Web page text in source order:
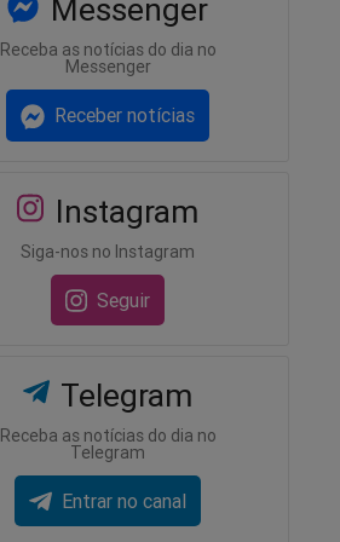
Messenger
Receba as notícias do dia no
Messenger
Receber notícias
Instagram
Siga-nos no Instagram
Seguir
Telegram
Receba as notícias do dia no
Telegram
Entrar no canal